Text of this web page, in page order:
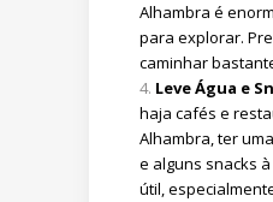
Alhambra é
para explorar.
caminhar
Leve Água e
haja cafés e
Alhambra, ter
e alguns snacks
útil,